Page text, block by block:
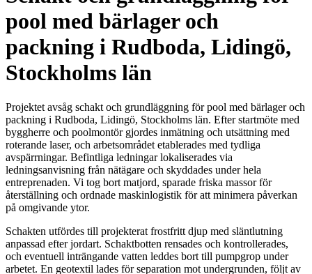
pool med bärlager och
packning i Rudboda, Lidingö,
Stockholms län
Projektet avsåg schakt och grundläggning för pool med bärlager och
packning i Rudboda, Lidingö, Stockholms län. Efter startmöte med
byggherre och poolmontör gjordes inmätning och utsättning med
roterande laser, och arbetsområdet etablerades med tydliga
avspärrningar. Befintliga ledningar lokaliserades via
ledningsanvisning från nätägare och skyddades under hela
entreprenaden. Vi tog bort matjord, sparade friska massor för
återställning och ordnade maskinlogistik för att minimera påverkan
på omgivande ytor.
Schakten utfördes till projekterat frostfritt djup med släntlutning
anpassad efter jordart. Schaktbotten rensades och kontrollerades,
och eventuell inträngande vatten leddes bort till pumpgrop under
arbetet. En geotextil lades för separation mot undergrunden, följt av